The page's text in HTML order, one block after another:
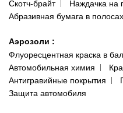
Скотч-брайт
Наждачка на
Абразивная бумага в полосах
Аэрозоли :
Флуоресцентная краска в
Автомобильная химия
Антигравийные покрытия
Защита автомобиля